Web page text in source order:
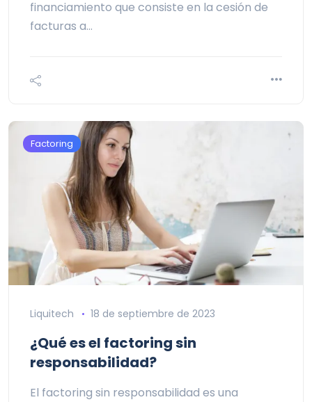
financiamiento que consiste en la cesión de
facturas a…
Factoring
Liquitech 18 de septiembre de 2023
¿Qué es el factoring sin
responsabilidad?
El factoring sin responsabilidad es una